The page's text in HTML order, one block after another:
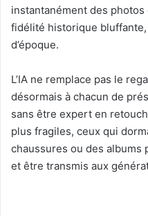
instantanément des
fidélité historique
d’époque.
L’IA ne remplace pas le
désormais à chacun de
sans être expert en
plus fragiles, ceux qui
chaussures ou des
et être transmis aux